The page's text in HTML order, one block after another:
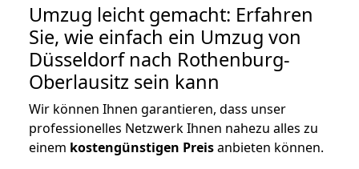
Umzug leicht gemacht: Erfahren
Sie, wie einfach ein Umzug von
Düsseldorf nach Rothenburg-
Oberlausitz sein kann
Wir können Ihnen garantieren, dass unser
professionelles Netzwerk Ihnen nahezu alles zu
einem kostengünstigen Preisanbieten können.